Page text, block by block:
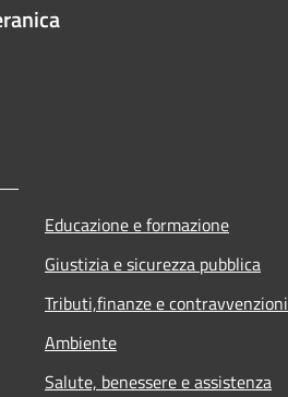
Educazione e formazione
Giustizia e sicurezza pubblica
Tributi,finanze e contravvenzioni
Ambiente
Salute, benessere e assistenza